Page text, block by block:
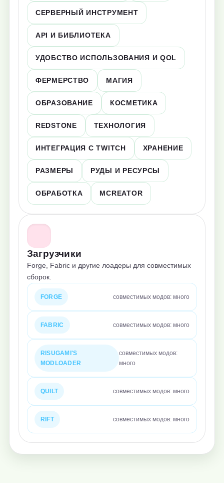
СЕРВЕРНЫЙ ИНСТРУМЕНТ
API И БИБЛИОТЕКА
УДОБСТВО ИСПОЛЬЗОВАНИЯ И QOL
ФЕРМЕРСТВО МАГИЯ
ОБРАЗОВАНИЕ КОСМЕТИКА
REDSTONE ТЕХНОЛОГИЯ
ИНТЕГРАЦИЯ С TWITCH ХРАНЕНИЕ
РАЗМЕРЫ РУДЫ И РЕСУРСЫ
ОБРАБОТКА MCREATOR
Загрузчики
Forge, Fabric и другие лоадеры для совместимых
сборок.
FORGE совместимых модов: много
FABRIC совместимых модов: много
RISUGAMI'S
MODLOADER
совместимых модов:
много
QUILT совместимых модов: много
RIFT совместимых модов: много